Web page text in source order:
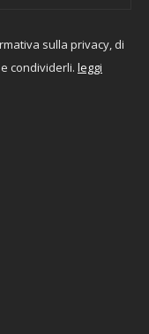
sulla privacy, di
condividerli. leggi